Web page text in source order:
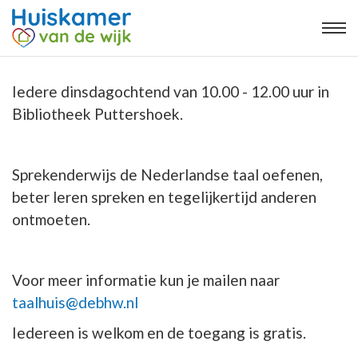
Iedere dinsdagochtend van 10.00 - 12.00 uur in
Bibliotheek Puttershoek.
Sprekenderwijs de Nederlandse taal oefenen,
beter leren spreken en tegelijkertijd anderen
ontmoeten.
Voor meer informatie kun je mailen naar
taalhuis@debhw.nl
Iedereen is welkom en de toegang is gratis.